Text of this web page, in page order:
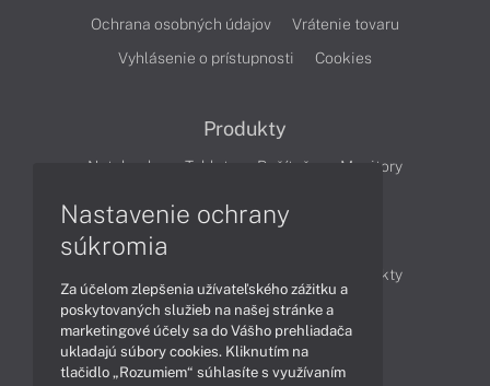
Ochrana osobných údajov
Vrátenie tovaru
Vyhlásenie o prístupnosti
Cookies
Produkty
Notebooky Tablety Počítače Monitory
Produkty
Technológie
Videá
Obsah
Nastavenie ochrany
súkromia
Za účelom zlepšenia užívateľského zážitku a
poskytovaných služieb na našej stránke a
marketingové účely sa do Vášho prehliadača
ukladajú súbory cookies. Kliknutím na
tlačidlo „Rozumiem“ súhlasíte s využívaním